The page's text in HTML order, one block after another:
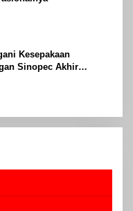
Kesepakaan
Sinopec Akhir